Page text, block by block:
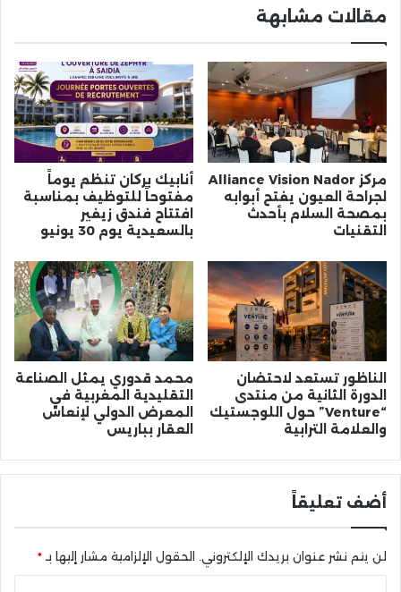
مقالات مشابهة
مركز Alliance Vision Nador
لجراحة العيون يفتح أبوابه
بمصحة السلام بأحدث
التقنيات
أنابيك بركان تنظم يوماً
مفتوحاً للتوظيف بمناسبة
افتتاح فندق زيفير
بالسعيدية يوم 30 يونيو
الناظور تستعد لاحتضان
الدورة الثانية من منتدى
“Venture” حول اللوجستيك
والعلامة الترابية
محمد قدوري يمثل الصناعة
التقليدية المغربية في
المعرض الدولي لإنعاش
العقار بباريس
أضف تعليقاً
لن يتم نشر عنوان بريدك الإلكتروني. الحقول الإلزامية مشار إليها بـ*